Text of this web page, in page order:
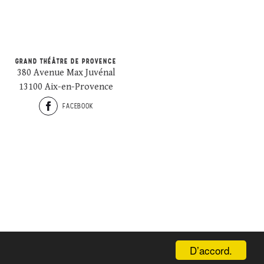
D’accord.
GRAND THÉÂTRE DE PROVENCE
380 Avenue Max Juvénal
13100 Aix-en-Provence
FACEBOOK